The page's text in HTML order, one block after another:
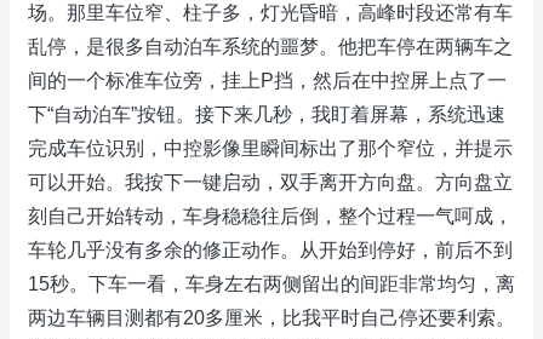
场。那里车位窄、柱子多，灯光昏暗，高峰时段还常有车
乱停，是很多自动泊车系统的噩梦。他把车停在两辆车之
间的一个标准车位旁，挂上P挡，然后在中控屏上点了一
下“自动泊车”按钮。接下来几秒，我盯着屏幕，系统迅速
完成车位识别，中控影像里瞬间标出了那个窄位，并提示
可以开始。我按下一键启动，双手离开方向盘。方向盘立
刻自己开始转动，车身稳稳往后倒，整个过程一气呵成，
车轮几乎没有多余的修正动作。从开始到停好，前后不到
15秒。下车一看，车身左右两侧留出的间距非常均匀，离
两边车辆目测都有20多厘米，比我平时自己停还要利索。